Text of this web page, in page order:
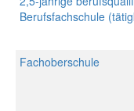
Berufsfachschule
Fachoberschule